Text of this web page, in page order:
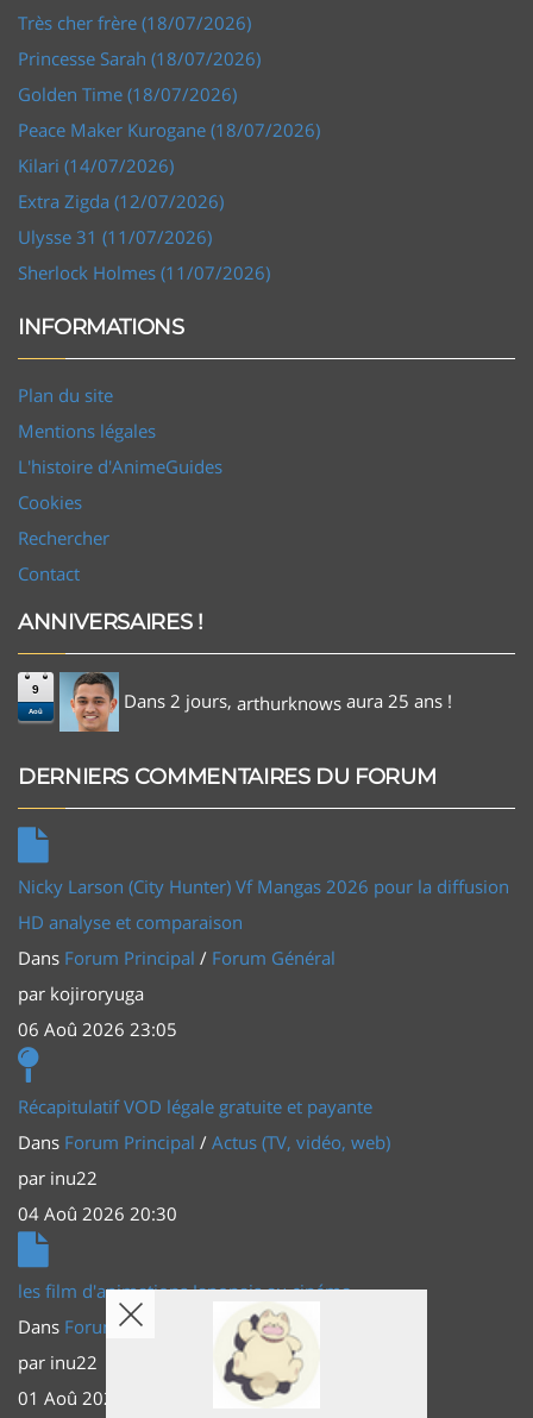
Très cher frère (18/07/2026)
Princesse Sarah (18/07/2026)
Golden Time (18/07/2026)
Peace Maker Kurogane (18/07/2026)
Kilari (14/07/2026)
Extra Zigda (12/07/2026)
Ulysse 31 (11/07/2026)
Sherlock Holmes (11/07/2026)
INFORMATIONS
Plan du site
Mentions légales
L'histoire d'AnimeGuides
Cookies
Rechercher
Contact
ANNIVERSAIRES !
9
Aoû Dans 2 jours, arthurknows aura 25 ans !
DERNIERS COMMENTAIRES DU FORUM
Nicky Larson (City Hunter) Vf Mangas 2026 pour la diffusion
HD analyse et comparaison
Dans Forum Principal / Forum Général
par kojiroryuga
06 Aoû 2026 23:05
Récapitulatif VOD légale gratuite et payante
Dans Forum Principal / Actus (TV, vidéo, web)
par inu22
04 Aoû 2026 20:30
les film d'animations Japonais au cinéma
Dans Forum Principal
Actus (TV, vidéo, web)
par inu22
01 Aoû 2026 20:56